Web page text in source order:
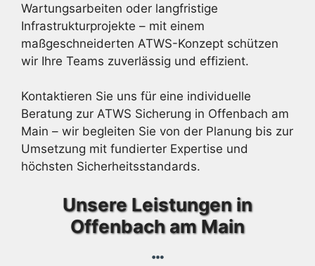
Wartungsarbeiten oder langfristige
Infrastrukturprojekte – mit einem
maßgeschneiderten ATWS-Konzept schützen
wir Ihre Teams zuverlässig und effizient.
Kontaktieren Sie uns für eine individuelle
Beratung zur ATWS Sicherung in Offenbach am
Main – wir begleiten Sie von der Planung bis zur
Umsetzung mit fundierter Expertise und
höchsten Sicherheitsstandards.
Unsere Leistungen in
Offenbach am Main